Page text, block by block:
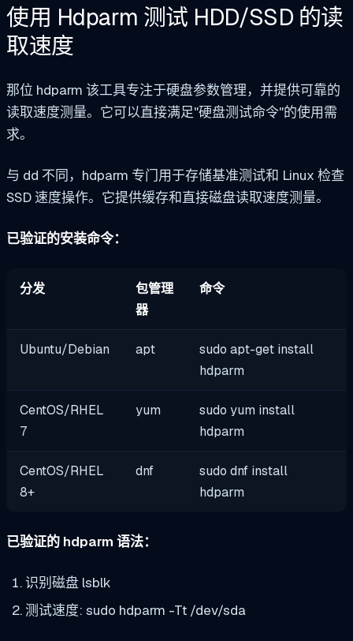
使用 Hdparm 测试 HDD/SSD 的读
取速度
那位 hdparm 该工具专注于硬盘参数管理，并提供可靠的
读取速度测量。它可以直接满足"硬盘测试命令"的使用需
求。
与 dd 不同，hdparm 专门用于存储基准测试和 Linux 检查
SSD 速度操作。它提供缓存和直接磁盘读取速度测量。
已验证的安装命令：
分发
包管理
器
命令
Ubuntu/Debian apt
sudo apt-get install
hdparm
CentOS/RHEL
7
yum
sudo yum install
hdparm
CentOS/RHEL
8+
dnf
sudo dnf install
hdparm
已验证的 hdparm 语法：
识别磁盘 lsblk
测试速度: sudo hdparm -Tt /dev/sda